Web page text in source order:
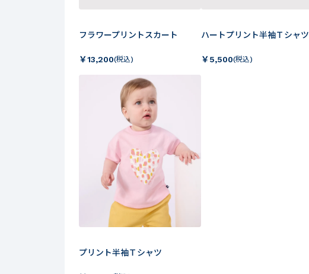
フラワープリントスカート
￥13,200(税込)
ハートプリント半袖Ｔシャツ
￥5,500(税込)
プリント半袖Ｔシャツ